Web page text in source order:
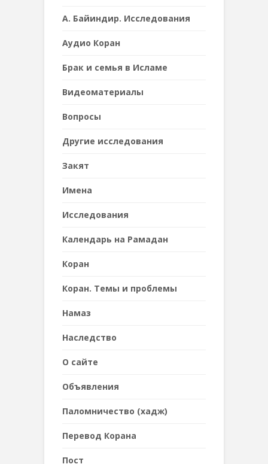
А. Байиндир. Исследования
Аудио Коран
Брак и семья в Исламе
Видеоматериалы
Вопросы
Другие исследования
Закят
Имена
Исследования
Календарь на Рамадан
Коран
Коран. Темы и проблемы
Намаз
Наследствo
О сайте
Объявления
Паломничество (хадж)
Перевод Корана
Пост